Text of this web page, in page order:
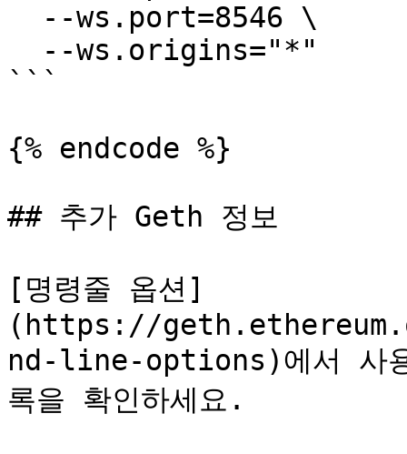
```
{% endcode %}
## 추가 Geth 정보
[명령줄 옵션]
(https://
nd-line-options)에서 사
록을 확인하세요.